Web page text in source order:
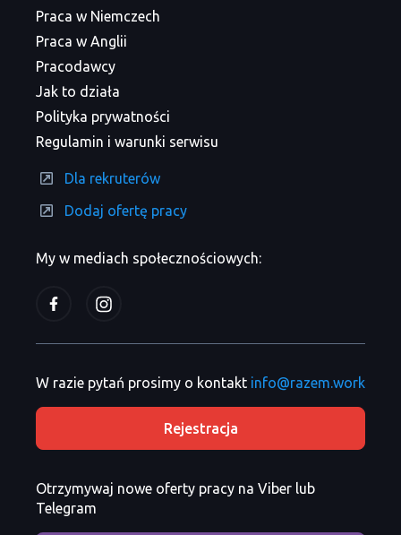
My w mediach społecznościowych:
Praca w Niemczech
Praca w Anglii
Pracodawcy
Jak to działa
Polityka prywatności
Regulamin i warunki serwisu
Dla rekruterów
Dodaj ofertę pracy
W razie pytań prosimy o kontakt info@razem.work
Rejestracja
Otrzymywaj nowe oferty pracy na Viber lub
Telegram